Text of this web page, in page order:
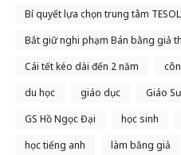
Bí quyết lựa chọn trung tâm TESOL
Bắt giữ nghi phạm Bán bằng giả
Cái tết kéo dài đến 2 năm
du học
giáo dục
Giáo
GS Hồ Ngọc Đại
học sinh
học tiếng anh
làm bằng giả